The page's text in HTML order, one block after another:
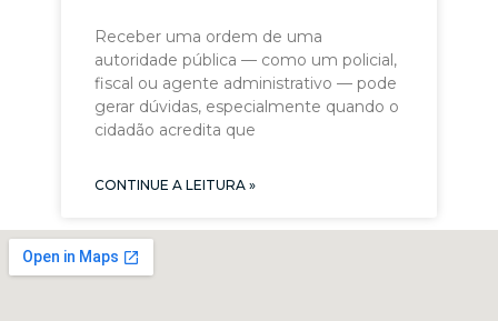
Receber uma ordem de uma
autoridade pública — como um policial,
fiscal ou agente administrativo — pode
gerar dúvidas, especialmente quando o
cidadão acredita que
CONTINUE A LEITURA »